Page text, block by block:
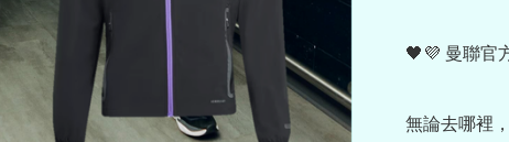
🖤💜 曼聯官
無論去哪裡